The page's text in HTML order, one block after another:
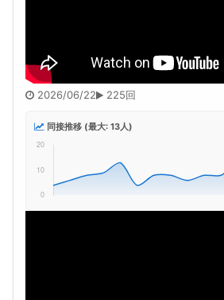
2026/06/22 225回
同接推移 (最大: 13人)